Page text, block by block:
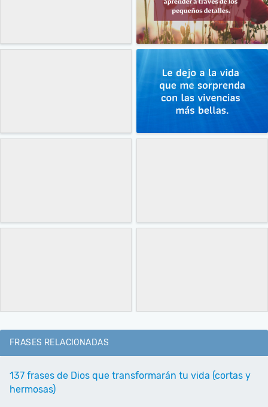
FRASES RELACIONADAS
137 frases de Dios que transformarán tu vida (cortas y
hermosas)